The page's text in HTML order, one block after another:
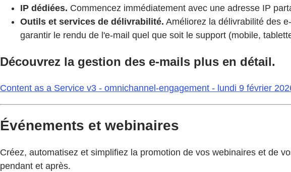
IP dédiées. Commencez immédiatement avec une adresse IP
Outils et services de délivrabilité. Améliorez la délivrabilité des
garantir le rendu de l'e-mail quel que soit le support (mobile,
Découvrez la gestion des e-mails plus en détail.
Content as a Service v3 - omnichannel-engagement - lundi 9 février
Événements et webinaires
Créez, automatisez et simplifiez la promotion de vos webinaires et de
pendant et après.